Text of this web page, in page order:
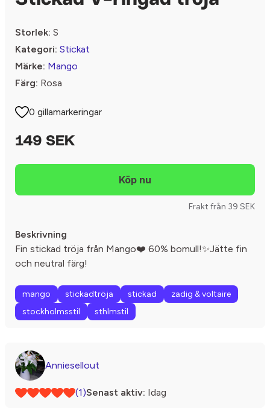
Storlek: S
Kategori: Stickat
Märke: Mango
Färg: Rosa
0 gillamarkeringar
149 SEK
Frakt från 39 SEK
Beskrivning
Fin stickad tröja från Mango❤️ 60% bomull!✨Jätte fin
och neutral färg!
mango stickadtröja stickad
zadig & voltaire
stockholmsstil
sthlmstil
Anniesellout
(1)Senast aktiv: Idag